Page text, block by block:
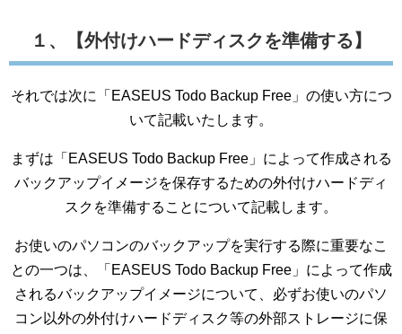
１、【外付けハードディスクを準備する】
それでは次に「EASEUS Todo Backup Free」の使い方につ
いて記載いたします。
まずは「EASEUS Todo Backup Free」によって作成される
バックアップイメージを保存するための外付けハードディ
スクを準備することについて記載します。
お使いのパソコンのバックアップを実行する際に重要なこ
との一つは、「EASEUS Todo Backup Free」によって作成
されるバックアップイメージについて、必ずお使いのパソ
コン以外の外付けハードディスク等の外部ストレージに保